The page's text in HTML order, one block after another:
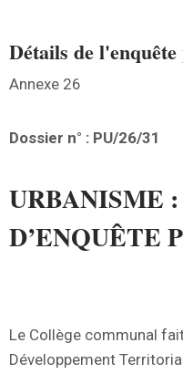
Détails de
Annexe 26
Dossier n° : PU/26/31
URBANISME
D’ENQUÊTE
Le Collège communal
Développement